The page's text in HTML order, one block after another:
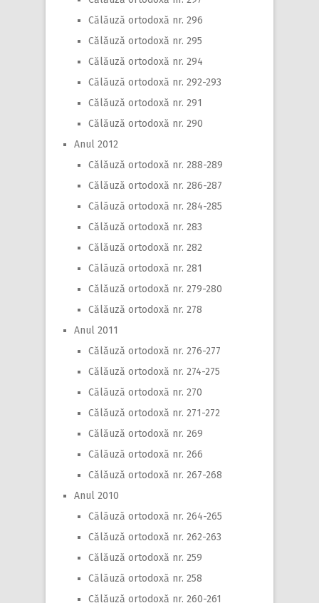
Călăuză ortodoxă nr. 296
Călăuză ortodoxă nr. 295
Călăuză ortodoxă nr. 294
Călăuză ortodoxă nr. 292-293
Călăuză ortodoxă nr. 291
Călăuză ortodoxă nr. 290
Anul 2012
Călăuză ortodoxă nr. 288-289
Călăuză ortodoxă nr. 286-287
Călăuză ortodoxă nr. 284-285
Călăuză ortodoxă nr. 283
Călăuză ortodoxă nr. 282
Călăuză ortodoxă nr. 281
Călăuză ortodoxă nr. 279-280
Călăuză ortodoxă nr. 278
Anul 2011
Călăuză ortodoxă nr. 276-277
Călăuză ortodoxă nr. 274-275
Călăuză ortodoxă nr. 270
Călăuză ortodoxă nr. 271-272
Călăuză ortodoxă nr. 269
Călăuză ortodoxă nr. 266
Călăuză ortodoxă nr. 267-268
Anul 2010
Călăuză ortodoxă nr. 264-265
Călăuză ortodoxă nr. 262-263
Călăuză ortodoxă nr. 259
Călăuză ortodoxă nr. 258
Călăuză ortodoxă nr. 260-261